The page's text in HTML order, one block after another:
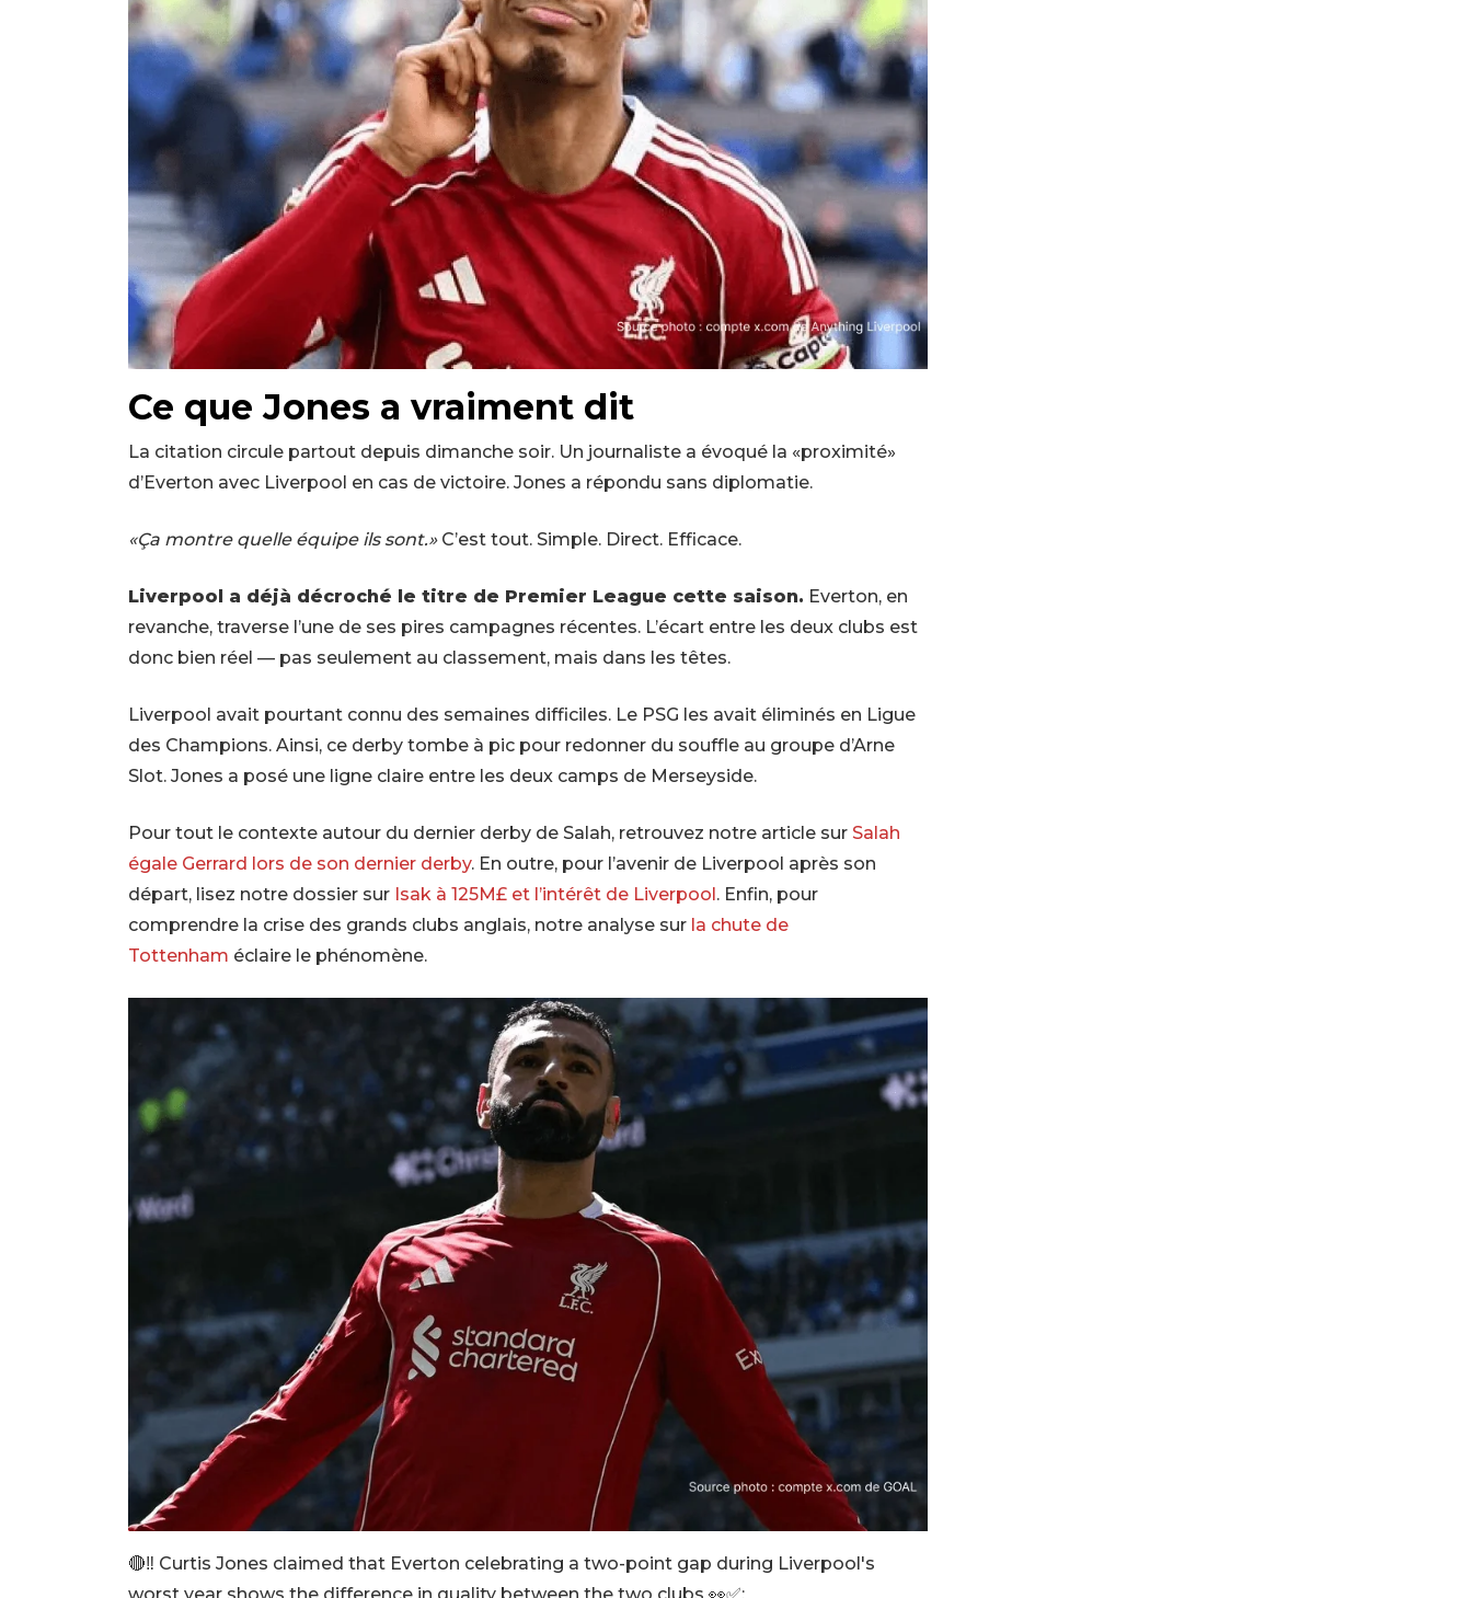
Ce que Jones a vraiment dit
La citation circule partout depuis dimanche soir. Un journaliste a évoqué la «proximité»
d’Everton avec Liverpool en cas de victoire. Jones a répondu sans diplomatie.
«Ça montre quelle équipe ils sont.»C’est tout. Simple. Direct. Efficace.
Liverpool a déjà décroché le titre de Premier League cette saison. Everton, en
revanche, traverse l’une de ses pires campagnes récentes. L’écart entre les deux clubs est
donc bien réel — pas seulement au classement, mais dans les têtes.
Liverpool avait pourtant connu des semaines difficiles. Le PSG les avait éliminés en Ligue
des Champions. Ainsi, ce derby tombe à pic pour redonner du souffle au groupe d’Arne
Slot. Jones a posé une ligne claire entre les deux camps de Merseyside.
Pour tout le contexte autour du dernier derby de Salah, retrouvez notre article sur Salah
égale Gerrard lors de son dernier derby. En outre, pour l’avenir de Liverpool après son
départ, lisez notre dossier sur Isak à 125M£ et l’intérêt de Liverpool . Enfin, pour
comprendre la crise des grands clubs anglais, notre analyse sur la chute de
Tottenham éclaire le phénomène.
🔴‼️ Curtis Jones claimed that Everton celebrating a two-point gap during Liverpool's